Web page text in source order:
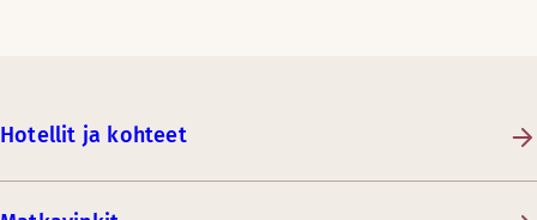
Hotellit ja kohteet